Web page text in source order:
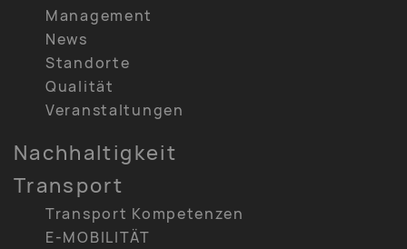
Management
News
Standorte
Qualität
Veranstaltungen
Nachhaltigkeit
Transport
Transport Kompetenzen
E-MOBILITÄT